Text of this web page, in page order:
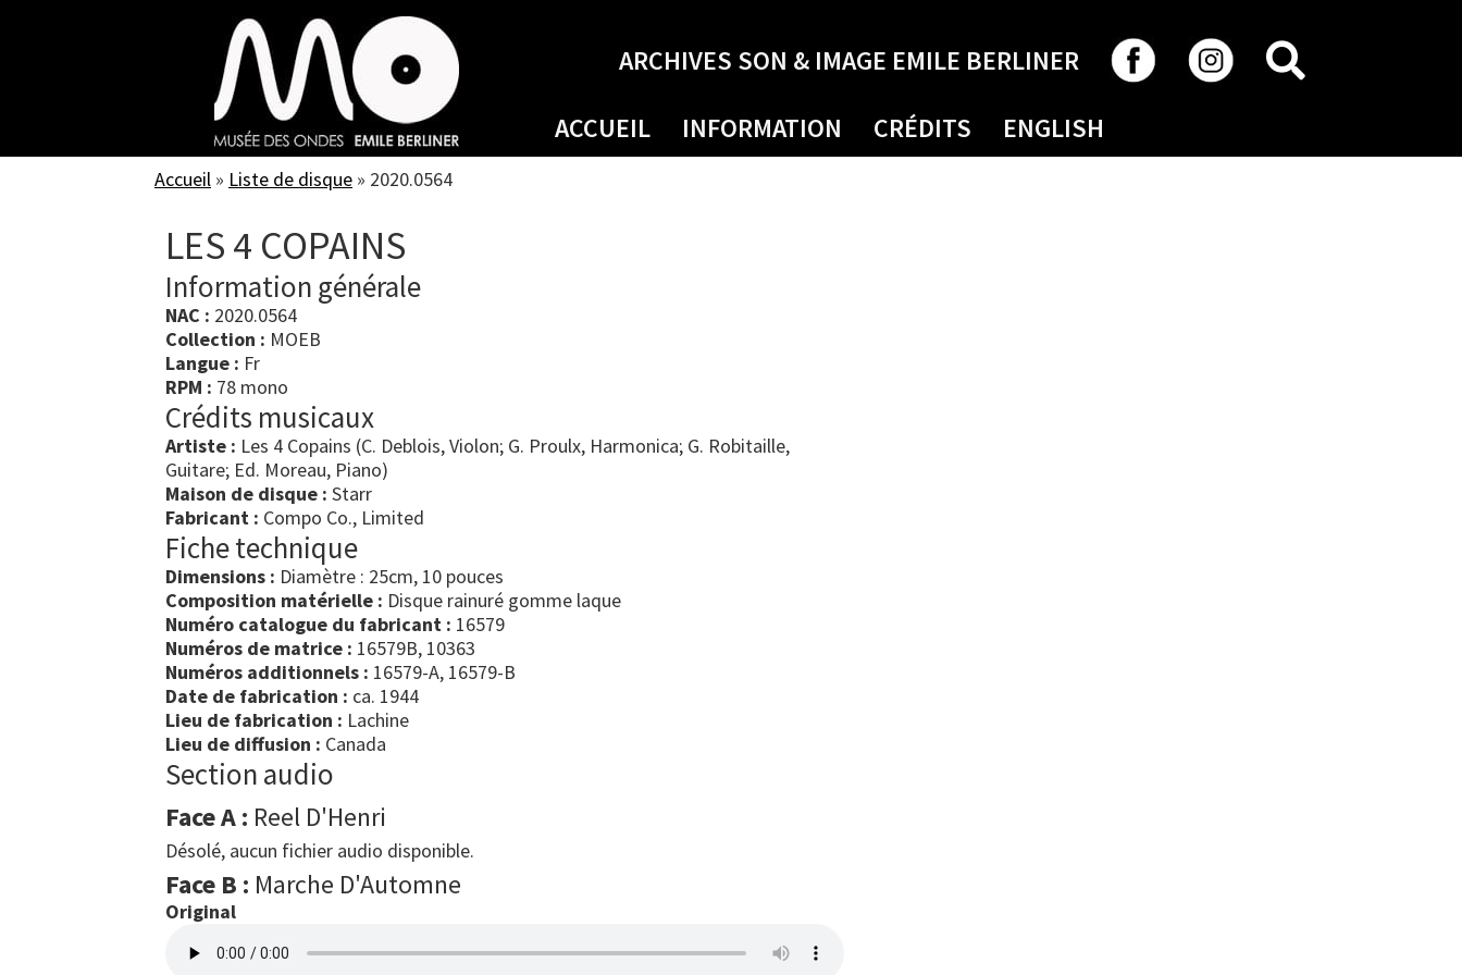
ARCHIVES SON & IMAGE EMILE BERLINER
ACCUEIL INFORMATION CRÉDITS ENGLISH
Accueil » Liste de disque » 2020.0564
LES 4 COPAINS
Information générale
NAC : 2020.0564
Collection : MOEB
Langue : Fr
RPM : 78 mono
Crédits musicaux
Artiste : Les 4 Copains (C. Deblois, Violon; G. Proulx, Harmonica; G. Robitaille,
Guitare; Ed. Moreau, Piano)
Maison de disque : Starr
Fabricant : Compo Co., Limited
Fiche technique
Dimensions : Diamètre : 25cm, 10 pouces
Composition matérielle : Disque rainuré gomme laque
Numéro catalogue du fabricant : 16579
Numéros de matrice : 16579B, 10363
Numéros additionnels : 16579-A, 16579-B
Date de fabrication : ca. 1944
Lieu de fabrication : Lachine
Lieu de diffusion : Canada
Section audio
Face A : Reel D'Henri
Désolé, aucun fichier audio disponible.
Face B : Marche D'Automne
Original